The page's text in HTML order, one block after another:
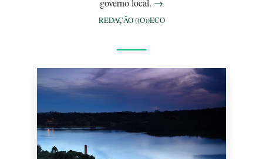
governo local. →
REDAÇÃO ((O))ECO